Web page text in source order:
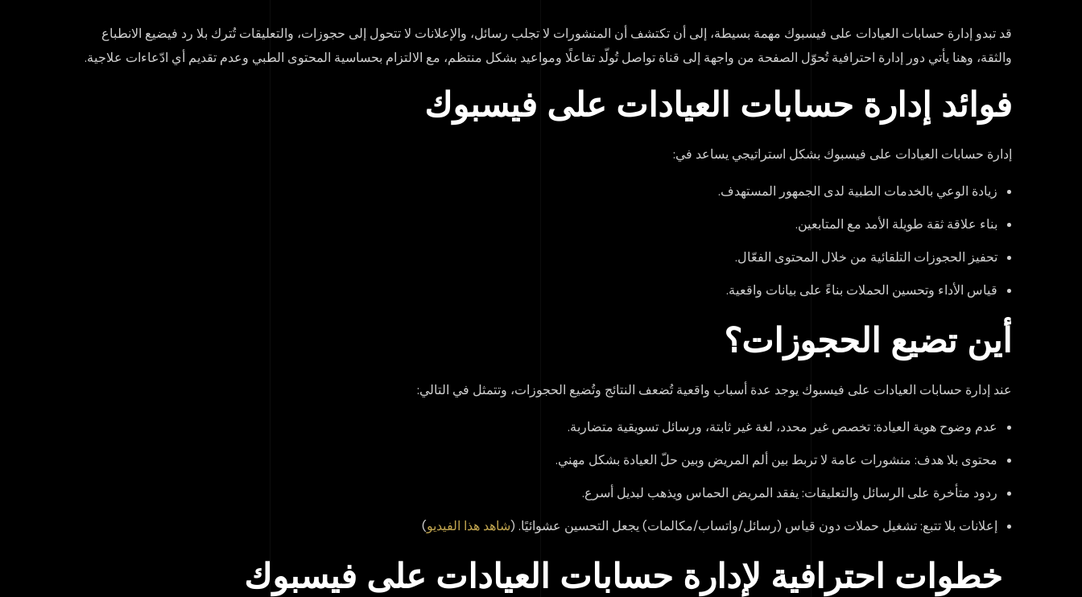
قد تبدو إدارة حسابات العيادات على فيسبوك مهمة بسيطة، إلى أن تكتشف أن المنشورات لا تجلب رسائل، والإعلانات لا تتحول إلى حجوزات، والتعليقات تُترك بلا رد فيضيع الانطباع
والثقة، وهنا يأتي دور إدارة احترافية تُحوّل الصفحة من واجهة إلى قناة تواصل تُولّد تفاعلًا ومواعيد بشكل منتظم، مع الالتزام بحساسية المحتوى الطبي وعدم تقديم أي ادّعاءات علاجية.
فوائد إدارة حسابات العيادات على فيسبوك
إدارة حسابات العيادات على فيسبوك بشكل استراتيجي يساعد في:
زيادة الوعي بالخدمات الطبية لدى الجمهور المستهدف.
بناء علاقة ثقة طويلة الأمد مع المتابعين.
تحفيز الحجوزات التلقائية من خلال المحتوى الفعّال.
قياس الأداء وتحسين الحملات بناءً على بيانات واقعية.
أين تضيع الحجوزات؟
عند إدارة حسابات العيادات على فيسبوك يوجد عدة أسباب واقعية تُضعف النتائج وتُضيع الحجوزات، وتتمثل في التالي:
عدم وضوح هوية العيادة: تخصص غير محدد، لغة غير ثابتة، ورسائل تسويقية متضاربة.
محتوى بلا هدف: منشورات عامة لا تربط بين ألم المريض وبين حلّ العيادة بشكل مهني.
ردود متأخرة على الرسائل والتعليقات: يفقد المريض الحماس ويذهب لبديل أسرع.
إعلانات بلا تتبع: تشغيل حملات دون قياس (رسائل/واتساب/مكالمات) يجعل التحسين عشوائيًا. (شاهد هذا الفيديو)
خطوات احترافية لإدارة حسابات العيادات على فيسبوك